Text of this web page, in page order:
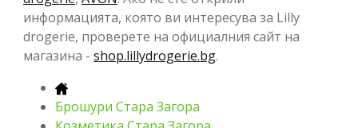
информацията, която ви интересува за Lilly
drogerie, проверете на официалния сайт на
магазина - shop.lillydrogerie.bg.
Брошури Стара Загора